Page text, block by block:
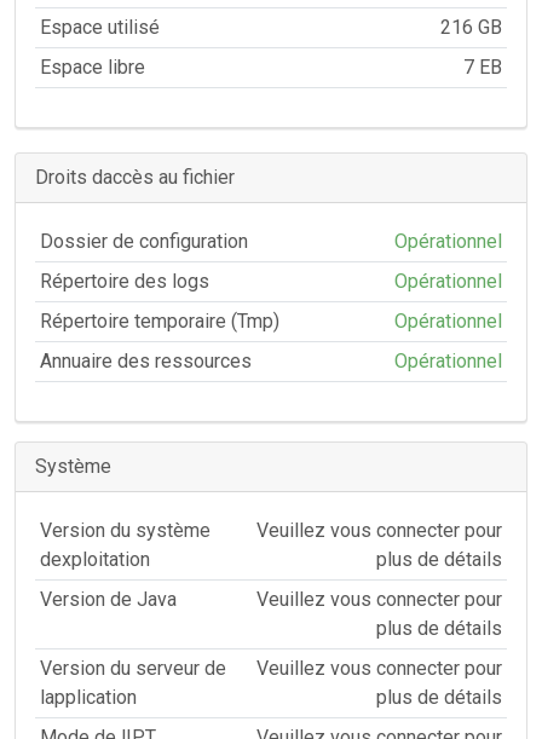
Espace utilisé
216 GB
Espace libre
7 EB
Droits daccès au fichier
Dossier de configuration
Opérationnel
Répertoire des logs
Opérationnel
Répertoire temporaire (Tmp)
Opérationnel
Annuaire des ressources
Opérationnel
Système
Version du système
dexploitation
Veuillez vous connecter pour
plus de détails
Version de Java
Veuillez vous connecter pour
plus de détails
Version du serveur de
lapplication
Veuillez vous connecter pour
plus de détails